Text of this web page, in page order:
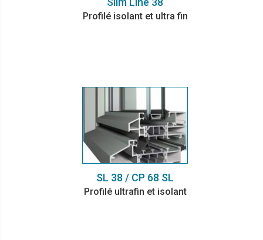
Profilé isolant et ultra fin
SL 38 / CP 68 SL
Profilé ultrafin et isolant